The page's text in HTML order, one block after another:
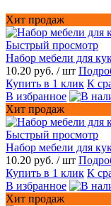
Хит продаж
Быстрый просмотр
Набор мебели для
10.20 руб. / шт
Купить в 1 клик К
В избранное
Хит продаж
Быстрый просмотр
Набор мебели для
10.20 руб. / шт
Купить в 1 клик К
В избранное
Хит продаж